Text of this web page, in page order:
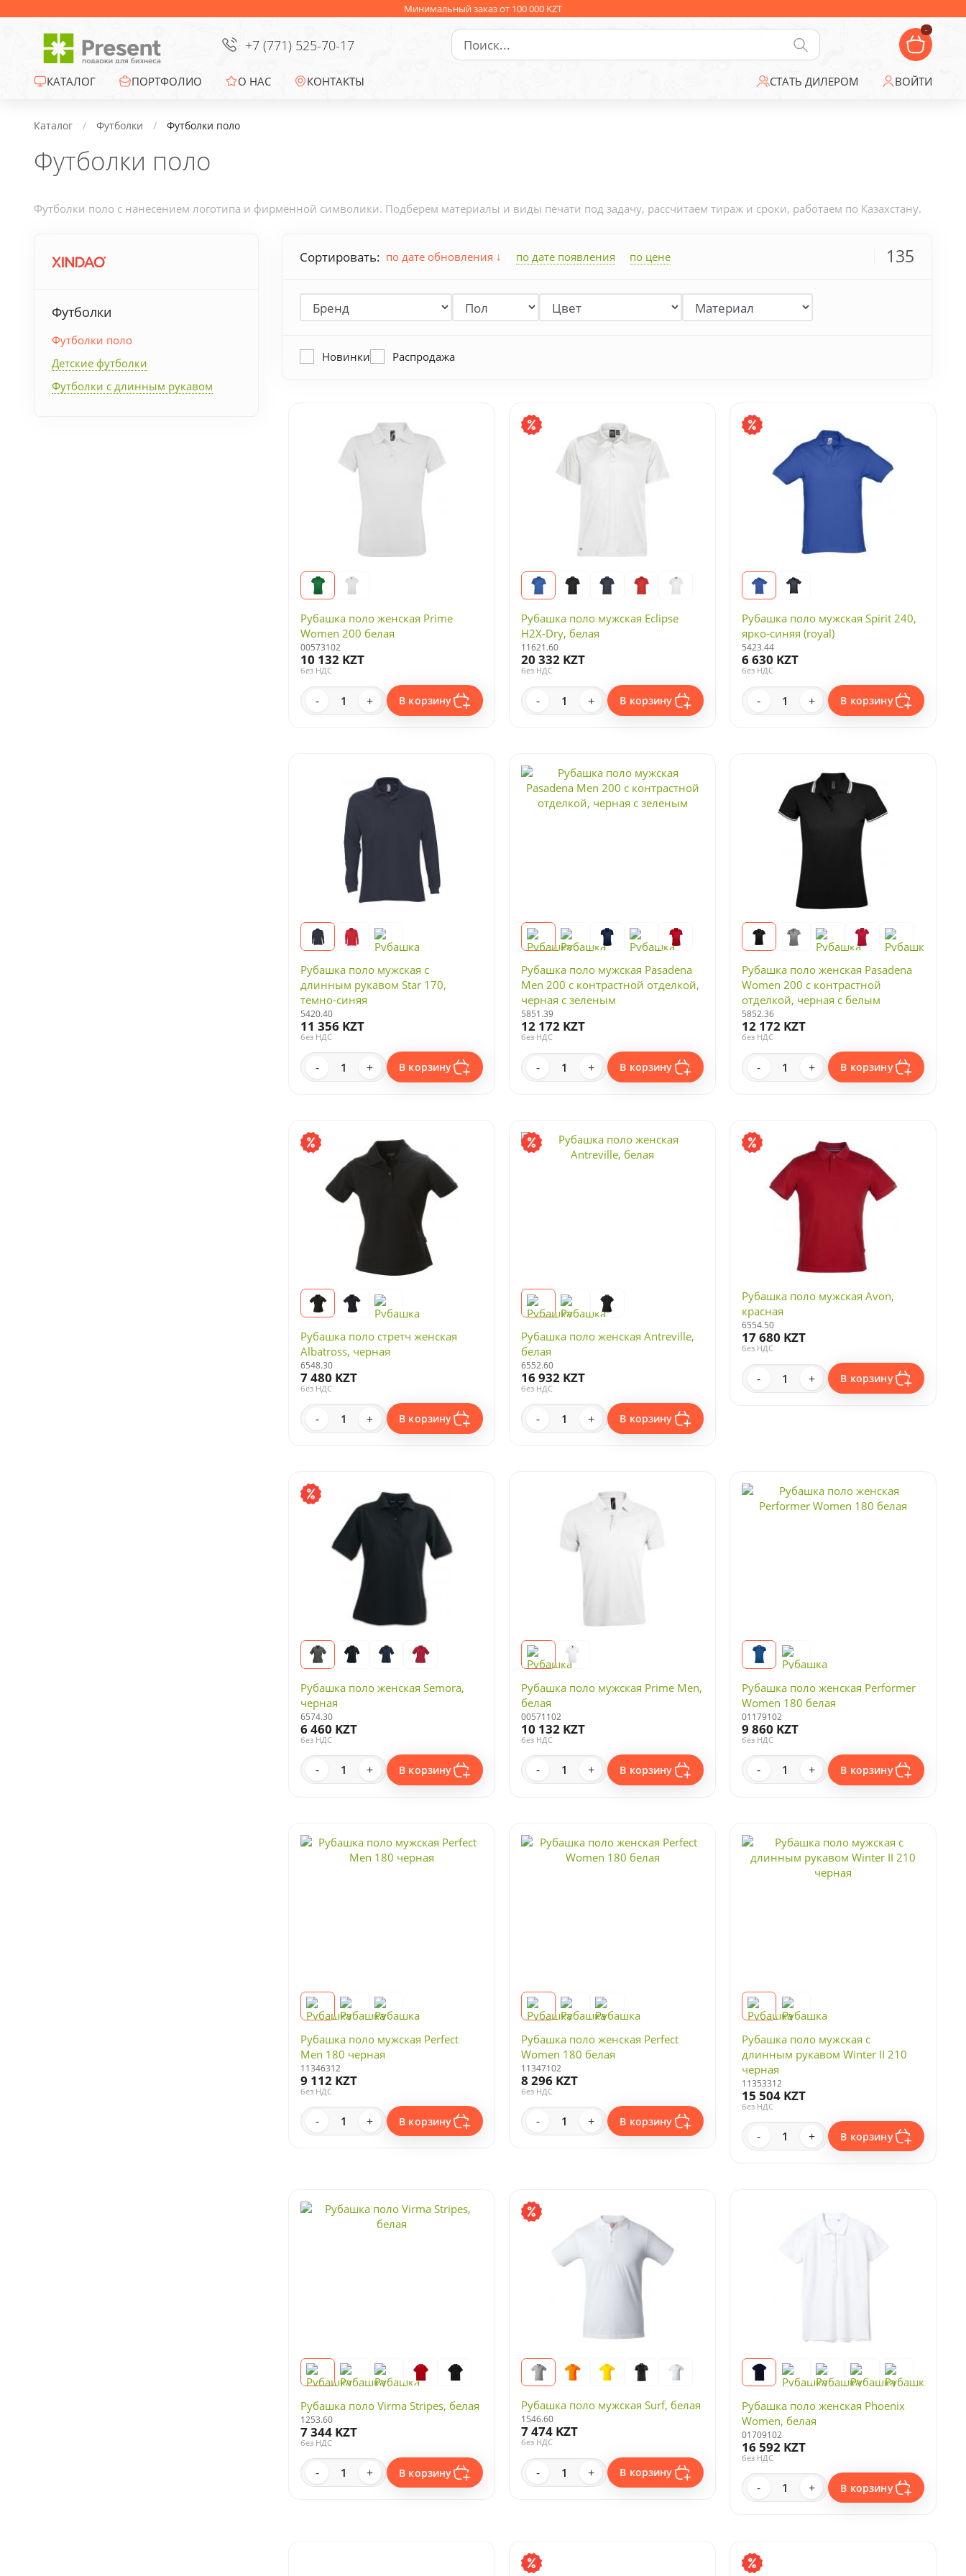
Минимальный заказ от 100 000 KZT
+7 (771) 525-70-17
-
КАТАЛОГ
Офисные сувениры
Зонты
Промо-сувениры
Электроника
Ежедневники
Упаковка
Подарочные наборы
ПОРТФОЛИО О НАС КОНТАКТЫ СТАТЬ ДИЛЕРОМ ВОЙТИ
Каталог Футболки Футболки поло
Футболки поло
Футболки поло с нанесением логотипа и фирменной символики. Подберем материалы и виды печати под задачу, рассчитаем тираж и сроки, работаем по Казахстану.
Футболки
Футболки поло
Детские футболки
Футболки с длинным рукавом
Сортировать: по дате обновления по дате появления по цене 135
Новинки Распродажа
Рубашка поло женская Prime
Women 200 белая
00573102
10 132 KZT
без НДС
- + В корзину
Рубашка поло мужская Eclipse
H2X-Dry, белая
11621.60
20 332 KZT
без НДС
- + В корзину
Рубашка поло мужская Spirit 240,
ярко-синяя (royal)
5423.44
6 630 KZT
без НДС
- + В корзину
Рубашка поло мужская с
длинным рукавом Star 170,
темно-синяя
5420.40
11 356 KZT
без НДС
- + В корзину
Рубашка поло мужская Pasadena
Men 200 с контрастной отделкой,
черная с зеленым
5851.39
12 172 KZT
без НДС
- + В корзину
Рубашка поло женская Pasadena
Women 200 с контрастной
отделкой, черная с белым
5852.36
12 172 KZT
без НДС
- + В корзину
Рубашка поло стретч женская
Albatross, черная
6548.30
7 480 KZT
без НДС
- + В корзину
Рубашка поло женская Antreville,
белая
6552.60
16 932 KZT
без НДС
- + В корзину
Рубашка поло мужская Avon,
красная
6554.50
17 680 KZT
без НДС
- + В корзину
Рубашка поло женская Semora,
черная
6574.30
6 460 KZT
без НДС
- + В корзину
Рубашка поло мужская Prime Men,
белая
00571102
10 132 KZT
без НДС
- + В корзину
Рубашка поло женская Performer
Women 180 белая
01179102
9 860 KZT
без НДС
- + В корзину
Рубашка поло мужская Perfect
Men 180 черная
11346312
9 112 KZT
без НДС
- + В корзину
Рубашка поло женская Perfect
Women 180 белая
11347102
8 296 KZT
без НДС
- + В корзину
Рубашка поло мужская с
длинным рукавом Winter II 210
черная
11353312
15 504 KZT
без НДС
- + В корзину
Рубашка поло Virma Stripes, белая
1253.60
7 344 KZT
без НДС
- + В корзину
Рубашка поло мужская Surf, белая
1546.60
7 474 KZT
без НДС
- + В корзину
Рубашка поло женская Phoenix
Women, белая
01709102
16 592 KZT
без НДС
- + В корзину